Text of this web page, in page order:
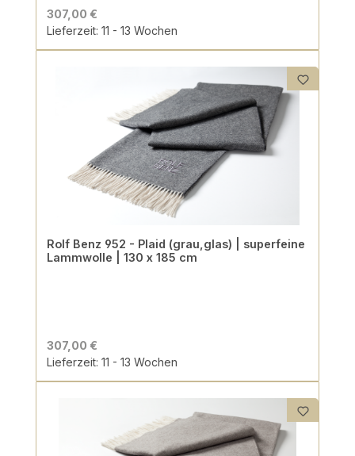
307,00 €
Lieferzeit: 11 - 13 Wochen
Rolf Benz 952 - Plaid (grau,glas) | superfeine
Lammwolle | 130 x 185 cm
307,00 €
Lieferzeit: 11 - 13 Wochen